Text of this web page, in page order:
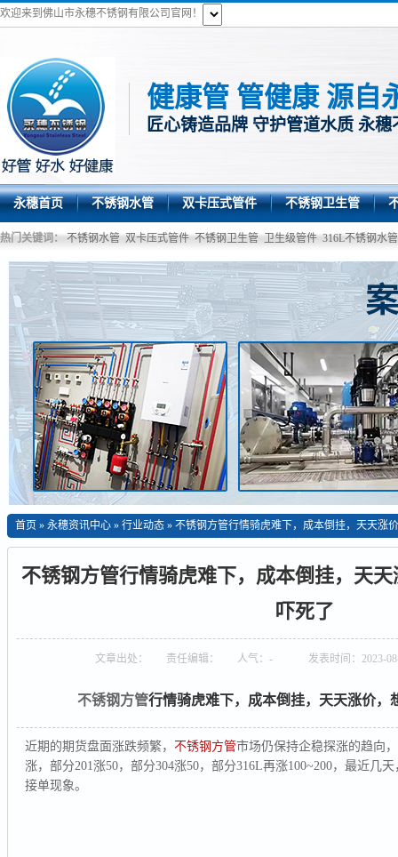
欢迎来到佛山市永穗不锈钢有限公司官网！
健康管 管健康 源自
匠心铸造品牌 守护管道水质 永穗
永穗首页 不锈钢水管 双卡压式管件 不锈钢卫生管
热门关键词： 不锈钢水管 双卡压式管件 不锈钢卫生管 卫生级管件 316L不锈钢水管
首页 »永穗资讯中心 »行业动态 »不锈钢方管行情骑虎难下，成本倒挂，天天涨
不锈钢方管行情骑虎难下，成本倒挂，天
吓死了
文章出处： 责任编辑： 人气：- 发表时间：2023-
不锈钢方管行情骑虎难下，成本倒挂，天天涨价，
近期的期货盘面涨跌频繁，不锈钢方管市场仍保持企稳探涨的趋向
涨，部分201涨50，部分304涨50，部分316L再涨100~200，最近几
接单现象。